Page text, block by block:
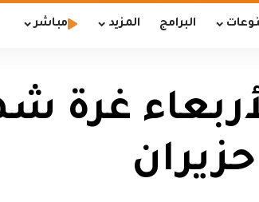
البرامج المزيد مباشر
غرة